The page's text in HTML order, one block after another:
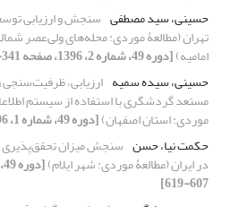
حسینی، سید مصطفی سنجش و ارزیابی
تهران (مطالعۀ موردی: محله‌های ولی‌عصر
امامیه)[دوره 49، شماره 2، 1396، صفحه 341-356]
حسینی، سیده سمیه ارزیابی،
مستعد گردشگری با استفاده از سیستم
موردی: استان اصفهان)[دوره 49، شماره 1، 1396، صفحه 81-94]
حکمت نیا، حسن سنجش میزان
در ایران (مطالعۀ موردی: شهر ایلام)
607-619]